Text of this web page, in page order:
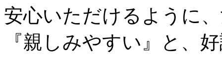
安心いただけるように
『親しみやすい』と、